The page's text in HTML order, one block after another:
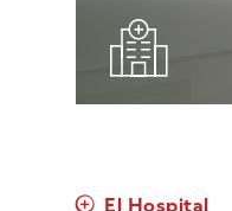
El Hospital